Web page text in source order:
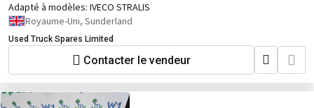
Adapté à modèles: IVECO STRALIS
Royaume-Uni, Sunderland
Used Truck Spares Limited
Contacter le vendeur